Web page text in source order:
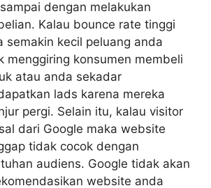
dengan melakukan
Kalau bounce rate tinggi
semakin kecil peluang anda
menggiring konsumen membeli
atau anda sekadar
lads karena mereka
pergi. Selain itu, kalau visitor
dari Google maka website
tidak cocok dengan
audiens. Google tidak akan
website anda